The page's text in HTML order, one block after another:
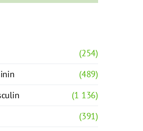
(254)
(489)
(1 136)
(391)